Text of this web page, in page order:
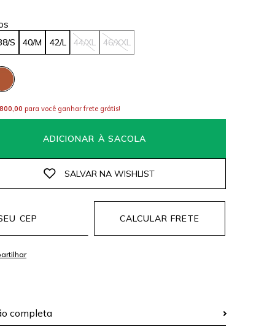
S 40/M 42/L 44/XL 46/XXL
ADICIONAR À SACOLA
para você ganhar frete grátis!
CALCULAR FRETE
completa